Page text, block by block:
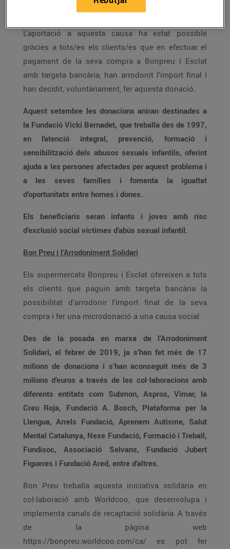
per a les famílies i preparar-les per l’alta.
L’aportació a aquesta causa ha estat possible
gràcies a tots/es els clients/es que en efectuar el
pagament de la seva compra a Bonpreu i Esclat
amb targeta bancària, han arrodonit l’import final i
han decidit, voluntàriament, fer aquesta donació.
Aquest setembre les donacions aniran destinades a
la Fundació Vicki Bernadet, que treballa des de 1997,
en l'atenció integral, prevenció, formació i
sensibilització dels abusos sexuals infantils, oferint
ajuda a les persones afectades per aquest problema i
a les seves famílies i fomenta la igualtat
d’oportunitats entre homes i dones.
Els beneficiaris seran infants i joves amb risc
d’exclusió social víctimes d’abús sexual infantil.
Bon Preu i l’Arrodoniment Solidari
Els supermercats Bonpreu i Esclat ofereixen a tots
els clients que paguin amb targeta bancària la
possibilitat d’arrodonir l’import final de la seva
compra i fer una microdonació a una causa social.
Des de la posada en marxa de l’Arrodoniment
Solidari, el febrer de 2019, ja s’han fet més de 17
milions de donacions i s’han aconseguit més de 3
milions d’euros a través de les col·laboracions amb
diferents entitats com Submon, Aspros, Vimar, la
Creu Roja, Fundació A. Bosch, Plataforma per la
Llengua, Arrels Fundació, Aprenem Autisme, Salut
Mental Catalunya, Nexe Fundació, Formació i Treball,
Fundisoc, Associació Selvans, Fundació Jubert
Figueres i Fundació Ared, entre d’altres.
Bon Preu treballa aquesta iniciativa solidària en
col·laboració amb Worldcoo, que desenvolupa i
implementa canals de recaptació solidària. A través
de la pàgina web
https://bonpreu.worldcoo.com/ca/ es pot fer